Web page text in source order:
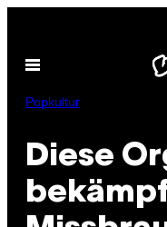
content
Open
Popkultur
Diese